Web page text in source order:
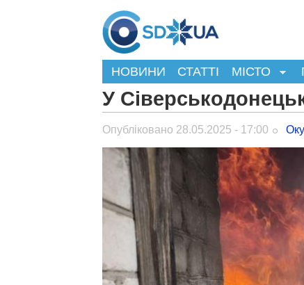
НОВИНИ СТАТТІ МІСТО
У
Опубліковано 28.05.2025 - 17:00